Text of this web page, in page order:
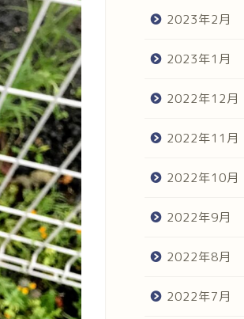
2023年2月
2023年1月
2022年12月
2022年11月
2022年10月
2022年9月
2022年8月
2022年7月